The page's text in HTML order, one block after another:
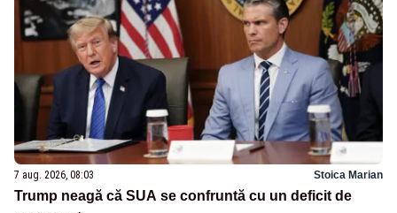
7 aug. 2026, 08:03 Stoica Marian
Trump neagă că SUA se confruntă cu un deficit de